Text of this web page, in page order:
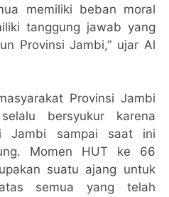
memiliki beban moral
tanggung jawab yang
Provinsi Jambi,” ujar Al
Provinsi Jambi
bersyukur karena
Jambi sampai saat ini
Momen HUT ke 66
suatu ajang untuk
semua yang telah